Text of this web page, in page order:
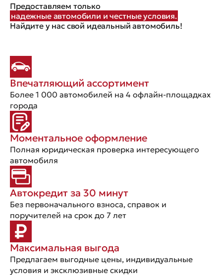
Предоставляем только
надежные автомобили и честные условия.
Найдите у нас свой идеальный автомобиль!
Впечатляющий ассортимент
Более 1 000 автомобилей на 4 офлайн-площадках
города
Моментальное оформление
Полная юридическая проверка интересующего
автомобиля
Автокредит за 30 минут
Без первоначального взноса, справок и
поручителей на срок до 7 лет
Максимальная выгода
Предлагаем выгодные цены, индивидуальные
условия и эксклюзивные скидки